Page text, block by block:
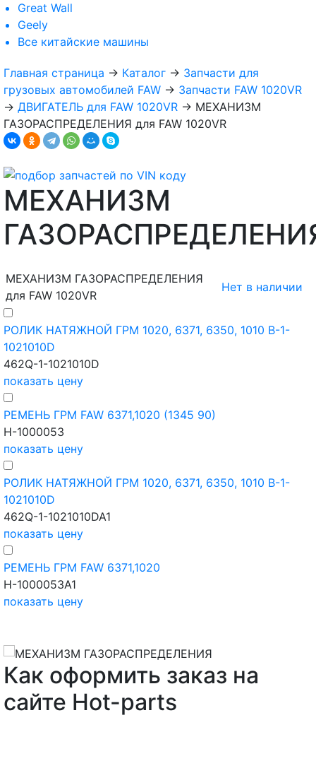
Great Wall
Geely
Все китайские машины
Главная страница → Каталог → Запчасти для
грузовых автомобилей FAW → Запчасти FAW 1020VR
→ ДВИГАТЕЛЬ для FAW 1020VR → МЕХАНИЗМ
ГАЗОРАСПРЕДЕЛЕНИЯ для FAW 1020VR
МЕХАНИЗМ
МЕХАНИЗМ ГАЗОРАСПРЕДЕЛЕНИЯ
для FAW 1020VR
Нет в наличии
РОЛИК НАТЯЖНОЙ ГРМ 1020, 6371, 6350, 1010 B-1-
1021010D
462Q-1-1021010D
показать цену
РЕМЕНЬ ГРМ FAW 6371,1020 (1345 90)
H-1000053
показать цену
РОЛИК НАТЯЖНОЙ ГРМ 1020, 6371, 6350, 1010 B-1-
1021010D
462Q-1-1021010DA1
показать цену
РЕМЕНЬ ГРМ FAW 6371,1020
H-1000053A1
показать цену
Как оформить заказ на
сайте Hot-parts